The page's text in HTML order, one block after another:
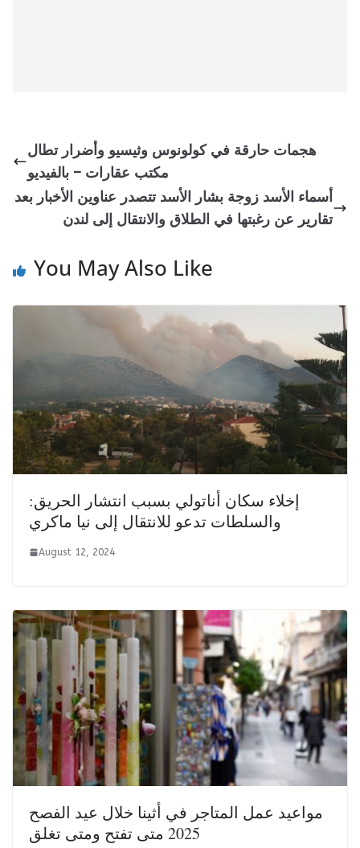
هجمات حارقة في كولونوس وثيسيو وأضرار تطال
مكتب عقارات – بالفيديو
أسماء الأسد زوجة بشار الأسد تتصدر عناوين الأخبار بعد
تقارير عن رغبتها في الطلاق والانتقال إلى لندن
You May Also Like
إخلاء سكان أناتولي بسبب انتشار الحريق:
والسلطات تدعو للانتقال إلى نيا ماكري
August 12, 2024
مواعيد عمل المتاجر في أثينا خلال عيد الفصح
2025 متى تفتح ومتى تغلق